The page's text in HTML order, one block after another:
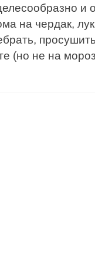
и
на чердак,
(но не на